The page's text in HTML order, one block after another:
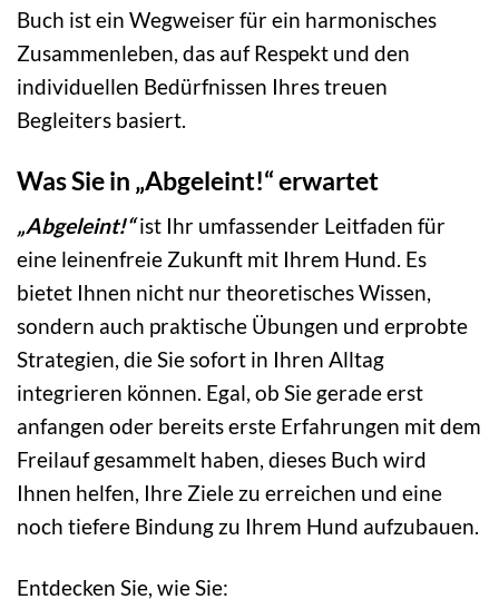
Buch ist ein Wegweiser für ein harmonisches
Zusammenleben, das auf Respekt und den
individuellen Bedürfnissen Ihres treuen
Begleiters basiert.
Was Sie in „Abgeleint!“ erwartet
„Abgeleint!“ist Ihr umfassender Leitfaden für
eine leinenfreie Zukunft mit Ihrem Hund. Es
bietet Ihnen nicht nur theoretisches Wissen,
sondern auch praktische Übungen und erprobte
Strategien, die Sie sofort in Ihren Alltag
integrieren können. Egal, ob Sie gerade erst
anfangen oder bereits erste Erfahrungen mit dem
Freilauf gesammelt haben, dieses Buch wird
Ihnen helfen, Ihre Ziele zu erreichen und eine
noch tiefere Bindung zu Ihrem Hund aufzubauen.
Entdecken Sie, wie Sie: